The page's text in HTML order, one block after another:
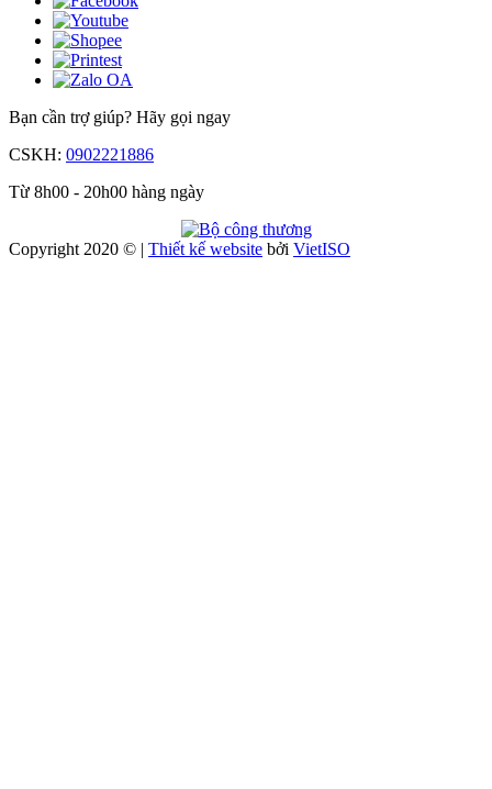
Bạn cần trợ giúp? Hãy gọi ngay
CSKH: 0902221886
Từ 8h00 - 20h00 hàng ngày
Copyright 2020 © | Thiết kế website bởi VietISO